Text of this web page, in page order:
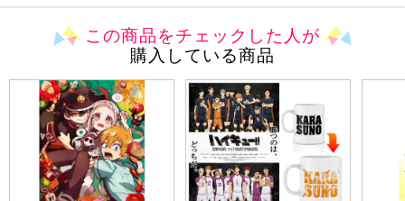
この商品をチェックした人が
購入している商品